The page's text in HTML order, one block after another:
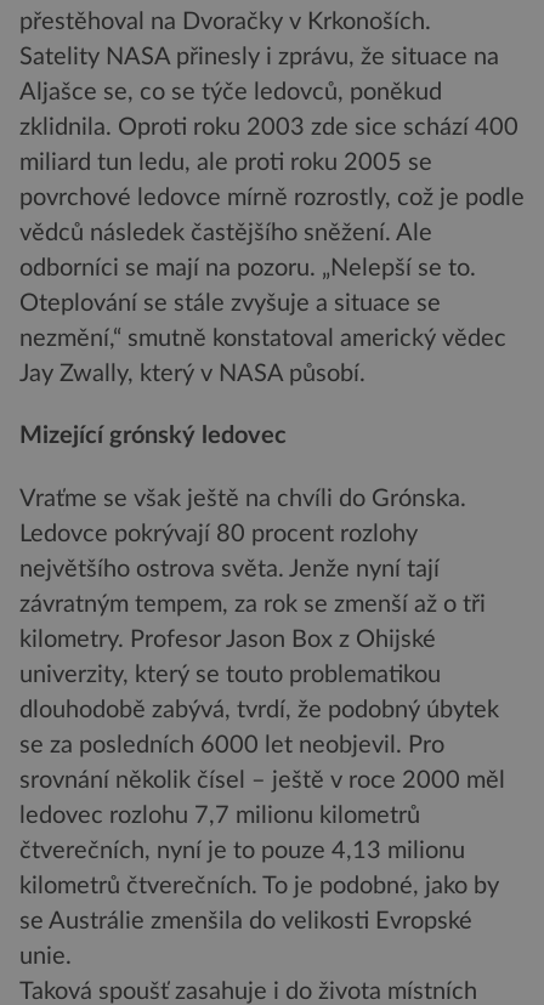
přestěhoval na Dvoračky v Krkonoších.
Satelity NASA přinesly i zprávu, že situace na
Aljašce se, co se týče ledovců, poněkud
zklidnila. Oproti roku 2003 zde sice schází 400
miliard tun ledu, ale proti roku 2005 se
povrchové ledovce mírně rozrostly, což je podle
vědců následek častějšího sněžení. Ale
odborníci se mají na pozoru. „Nelepší se to.
Oteplování se stále zvyšuje a situace se
nezmění,“ smutně konstatoval americký vědec
Jay Zwally, který v NASA působí.
Mizející grónský ledovec
Vraťme se však ještě na chvíli do Grónska.
Ledovce pokrývají 80 procent rozlohy
největšího ostrova světa. Jenže nyní tají
závratným tempem, za rok se zmenší až o tři
kilometry. Profesor Jason Box z Ohijské
univerzity, který se touto problematikou
dlouhodobě zabývá, tvrdí, že podobný úbytek
se za posledních 6000 let neobjevil. Pro
srovnání několik čísel – ještě v roce 2000 měl
ledovec rozlohu 7,7 milionu kilometrů
čtverečních, nyní je to pouze 4,13 milionu
kilometrů čtverečních. To je podobné, jako by
se Austrálie zmenšila do velikosti Evropské
unie.
Taková spoušť zasahuje i do života místních